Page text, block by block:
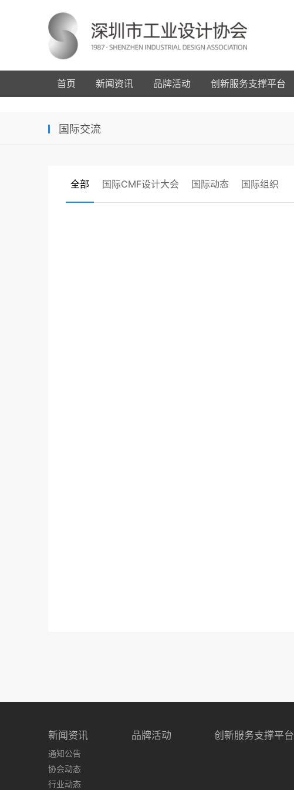
首页 新闻资讯 品牌活动 创新服务支撑平台
国际交流
全部 国际CMF设计大会 国际动态 国际组织
新闻资讯
通知公告
协会动态
行业动态
品牌活动 创新服务支撑平台